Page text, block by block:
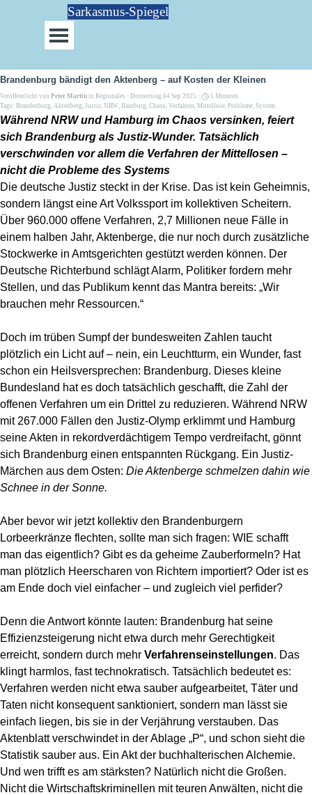
Direkt zum SeiteninhaltSarkasmus-Spiegel
Menü überspringen
Brandenburg bändigt den Aktenberg – auf Kosten der Kleinen
Veröffentlicht von Peter Martin in Regionales · Donnerstag 04 Sep 2025 ·
5 Minuten
Tags: Brandenburg, Aktenberg, Justiz, NRW, Hamburg, Chaos, Verfahren, Mittellose, Probleme, System
Während NRW und Hamburg im Chaos versinken, feiert
sich Brandenburg als Justiz-Wunder. Tatsächlich
verschwinden vor allem die Verfahren der Mittellosen –
nicht die Probleme des Systems
Die deutsche Justiz steckt in der Krise. Das ist kein Geheimnis,
sondern längst eine Art Volkssport im kollektiven Scheitern.
Über 960.000 offene Verfahren, 2,7 Millionen neue Fälle in
einem halben Jahr, Aktenberge, die nur noch durch zusätzliche
Stockwerke in Amtsgerichten gestützt werden können. Der
Deutsche Richterbund schlägt Alarm, Politiker fordern mehr
Stellen, und das Publikum kennt das Mantra bereits: „Wir
brauchen mehr Ressourcen.“
Doch im trüben Sumpf der bundesweiten Zahlen taucht
plötzlich ein Licht auf – nein, ein Leuchtturm, ein Wunder, fast
schon ein Heilsversprechen: Brandenburg. Dieses kleine
Bundesland hat es doch tatsächlich geschafft, die Zahl der
offenen Verfahren um ein Drittel zu reduzieren. Während NRW
mit 267.000 Fällen den Justiz-Olymp erklimmt und Hamburg
seine Akten in rekordverdächtigem Tempo verdreifacht, gönnt
sich Brandenburg einen entspannten Rückgang. Ein Justiz-
Märchen aus dem Osten: Die Aktenberge schmelzen dahin wie
Schnee in der Sonne.
Aber bevor wir jetzt kollektiv den Brandenburgern
Lorbeerkränze flechten, sollte man sich fragen: WIE schafft
man das eigentlich? Gibt es da geheime Zauberformeln? Hat
man plötzlich Heerscharen von Richtern importiert? Oder ist es
am Ende doch viel einfacher – und zugleich viel perfider?
Denn die Antwort könnte lauten: Brandenburg hat seine
Effizienzsteigerung nicht etwa durch mehr Gerechtigkeit
erreicht, sondern durch mehr Verfahrenseinstellungen. Das
klingt harmlos, fast technokratisch. Tatsächlich bedeutet es:
Verfahren werden nicht etwa sauber aufgearbeitet, Täter und
Taten nicht konsequent sanktioniert, sondern man lässt sie
einfach liegen, bis sie in der Verjährung verstauben. Das
Aktenblatt verschwindet in der Ablage „P“, und schon sieht die
Statistik sauber aus. Ein Akt der buchhalterischen Alchemie.
Und wen trifft es am stärksten? Natürlich nicht die Großen.
Nicht die Wirtschaftskriminellen mit teuren Anwälten, nicht die